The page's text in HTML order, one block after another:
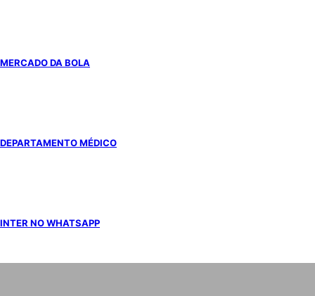
MERCADO DA BOLA
DEPARTAMENTO MÉDICO
INTER NO WHATSAPP